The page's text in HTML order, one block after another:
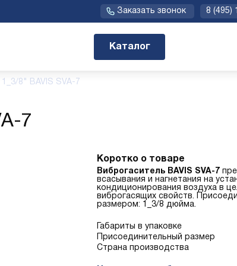
Заказать звонок 8 (495)
Каталог
8" BAVIS SVA-7
7
Коротко о товаре
Виброгаситель BAVIS SVA-7
всасывания и нагнетания на
кондиционирования воздуха в
виброгасящих свойств.
размером: 1_3/8 дюйма.
Габариты в упаковке
Присоединительный размер
Страна производства